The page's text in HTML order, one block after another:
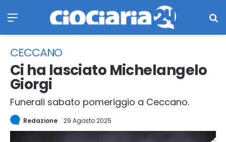
CECCANO
Ci ha lasciato Michelangelo
Giorgi
Funerali sabato pomeriggio a Ceccano.
Redazione 29 Agosto 2025